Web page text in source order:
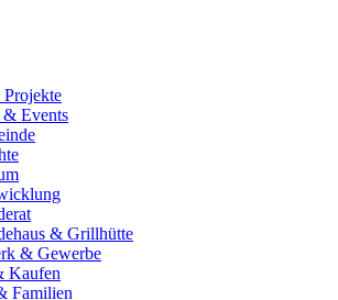
& Events
& Grillhütte
& Gewerbe
Kaufen
Familien